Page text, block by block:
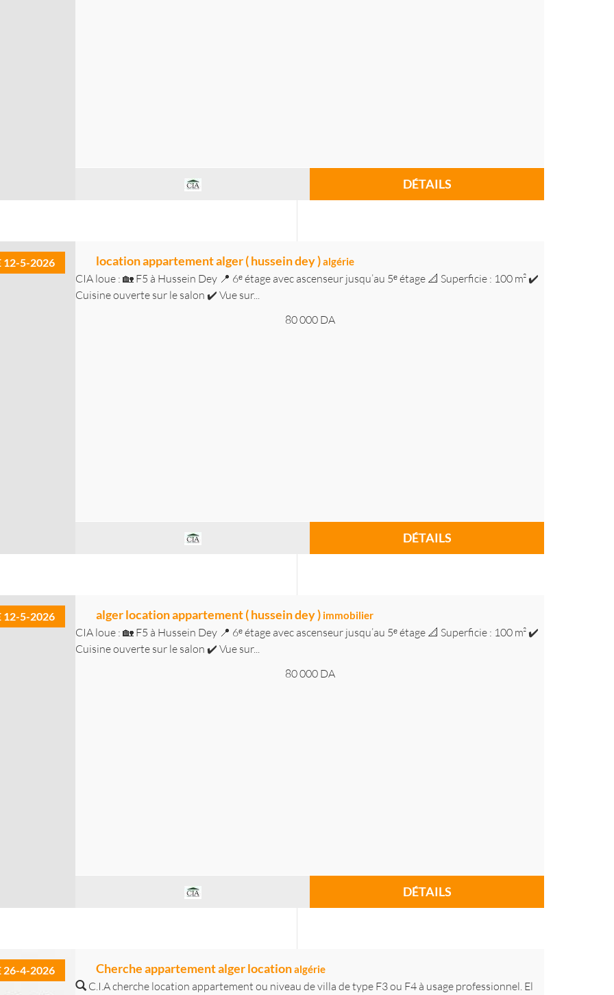
DÉTAILS
12-5-2026 location appartement alger ( hussein dey )algérie
CIA loue : 🏡 F5 à Hussein Dey 📍 6ᵉ étage avec ascenseur jusqu’au 5ᵉ étage 📐 Superficie : 100 m² ✔️
Cuisine ouverte sur le salon ✔️ Vue sur...
80 000 DA
DÉTAILS
12-5-2026 alger location appartement ( hussein dey ) immobilier
CIA loue : 🏡 F5 à Hussein Dey 📍 6ᵉ étage avec ascenseur jusqu’au 5ᵉ étage 📐 Superficie : 100 m² ✔️
Cuisine ouverte sur le salon ✔️ Vue sur...
80 000 DA
DÉTAILS
26-4-2026 Cherche appartement alger locationalgérie
C.I.A cherche location appartement ou niveau de villa de type F3 ou F4 à usage professionnel. El